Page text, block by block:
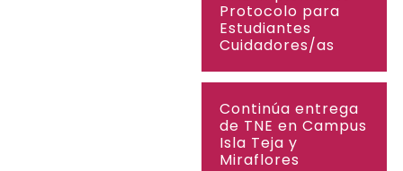
Protocolo para
Estudiantes
Cuidadores/as
Continúa entrega
de TNE en Campus
Isla Teja y
Miraflores